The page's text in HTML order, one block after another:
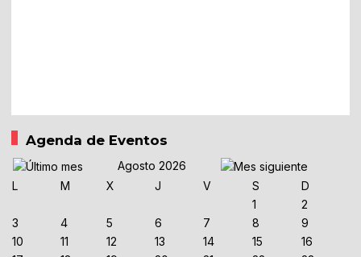
Agenda de Eventos
Agosto 2026
L
M X J V S
D
1
2
3
4 5 6 7 8
9
10
11 12 13 14 15
16